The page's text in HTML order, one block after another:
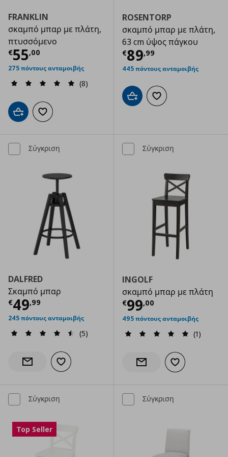
FRANKLIN
σκαμπό μπαρ με πλάτη,
πτυσσόμενο
€55,00
Τρέχουσα τιμή € 55,00
275 πόντους ανταμοιβής
(8)
Προσθήκη στο καλάθι
Προσθήκη στα αγαπημένα
ROSENTORP
σκαμπό μπαρ με πλάτη,
63 cm ύψος πάγκου
€89,99
Τρέχουσα
445 πόντους ανταμοιβής
Προσθήκη στο καλάθι
Προσθήκη στα
Σύγκριση
DALFRED
Σκαμπό μπαρ
€49,99
Τρέχουσα τιμή € 49,99
245 πόντους ανταμοιβής
(5)
Ενημέρωση διαθεσιμότητας
Προσθήκη στα αγαπημένα
Σύγκριση
INGOLF
σκαμπό μπαρ με πλάτη
€99,00
Τρέχουσα
495 πόντους ανταμοιβής
(1)
Ενημέρωση διαθεσιμότητας
Προσθήκη στα
Σύγκριση
Top Seller
Σύγκριση